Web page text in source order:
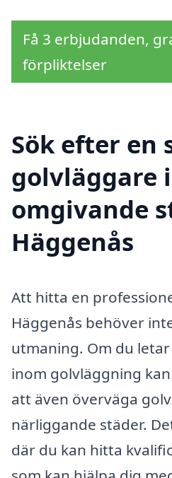
Få 3 erbjudanden,
förpliktelser
Sök efter en
golvläggare
omgivande
Häggenås
Att hitta en
Häggenås behöver
utmaning. Om du
inom golvläggning
att även överväga
närliggande städer.
där du kan hitta